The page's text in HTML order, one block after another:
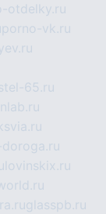
otdelky.ru
porno-vk.ru
65.ru
lovinskix.ru
glasspb.ru